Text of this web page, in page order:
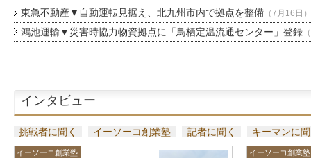
東急不動産▼自動運転見据え、北九州市内で拠点を整備（7月16日）
鴻池運輸▼災害時協力物資拠点に「鳥栖定温流通センター」登録
インタビュー
挑戦者に聞く イーソーコ創業塾 記者に聞く キーマンに
イーソーコ創業塾 イーソーコ創業塾